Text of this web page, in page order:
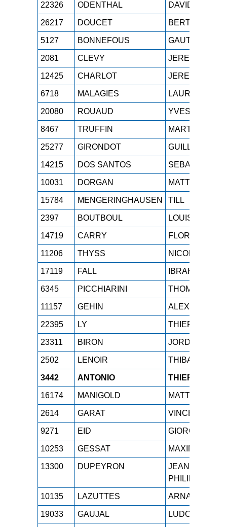
22326 ODENTHAL DAVID
26217 DOUCET BERTRAND
5127 BONNEFOUS GAUTHIER
2081 CLEVY JEREMIE
12425 CHARLOT JEREMIE
6718 MALAGIES LAURENT
20080 ROUAUD YVES
8467 TRUFFIN MARTIAL
25277 GIRONDOT GUILLAUME
14215 DOS SANTOS SEBASTIEN
10031 DORGAN MATTHEW
15784 MENGERINGHAUSEN TILL
2397 BOUTBOUL LOUIS
14719 CARRY FLORIAN
11206 THYSS NICOLAS
17119 FALL IBRAHIMA
6345 PICCHIARINI THOMAS
11157 GEHIN ALEXANDRE
22395 LY THIERRY
23311 BIRON JORDAN
2502 LENOIR THIBAUT
3442 ANTONIO THIERRY
16174 MANIGOLD MATTHIEU
2614 GARAT VINCENT
9271 EID GIORGIO
10253 GESSAT MAXIME
13300 DUPEYRON
JEAN-
PHILIPPE
10135 LAZUTTES ARNAUD
19033 GAUJAL LUDOVIC